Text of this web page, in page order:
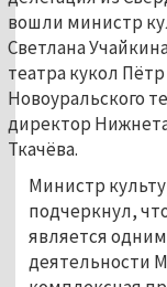
вошли министр
Светлана
театра кукол
Новоуральского
директор
Ткачёва.
Министр
подчеркнул,
является
деятельности